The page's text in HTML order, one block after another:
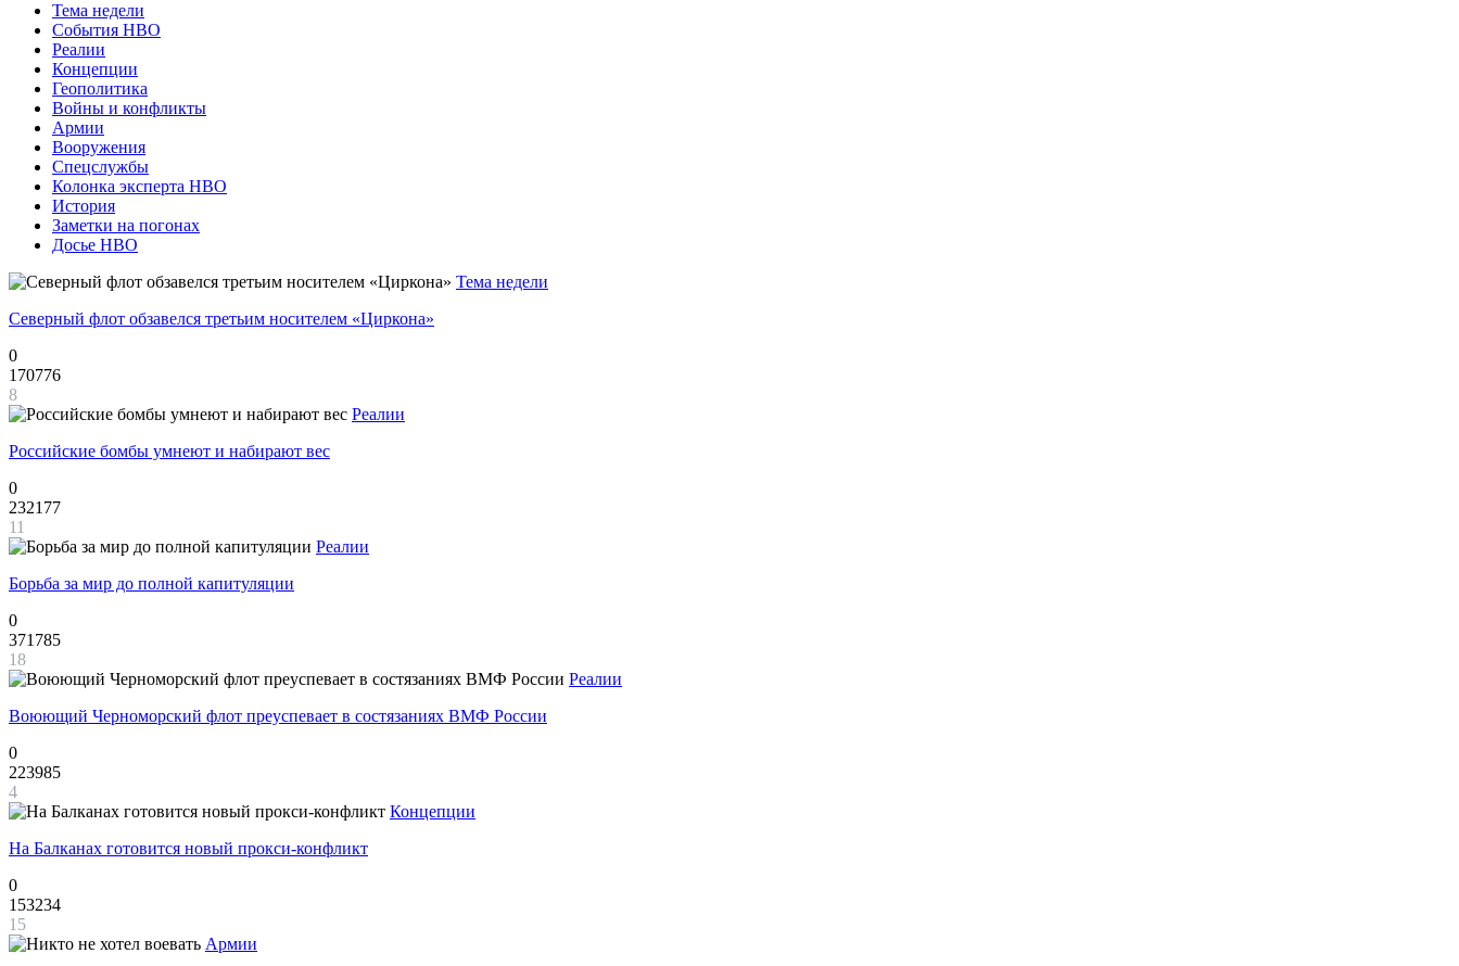
Тема недели
События НВО
Реалии
Концепции
Геополитика
Войны и конфликты
Армии
Вооружения
Спецслужбы
Колонка эксперта НВО
История
Заметки на погонах
Досье НВО
Тема недели
Северный флот обзавелся третьим носителем «Циркона»
0
170776
8
Реалии
Российские бомбы умнеют и набирают вес
0
232177
11
Реалии
Борьба за мир до полной капитуляции
0
371785
18
Реалии
Воюющий Черноморский флот преуспевает в состязаниях ВМФ России
0
223985
4
Концепции
На Балканах готовится новый прокси-конфликт
0
153234
15
Армии